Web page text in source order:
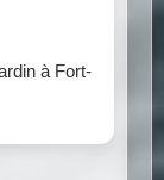
à Fort-